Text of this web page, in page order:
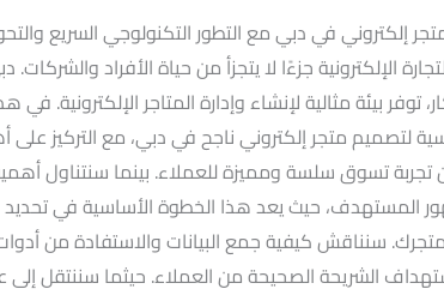
إلكتروني في دبي مع التطور التكنولوجي السريع
الإلكترونية جزءًا لا يتجزأ من حياة الأفراد
توفر بيئة مثالية لإنشاء وإدارة المتاجر الإلكترونية.
لتصميم متجر إلكتروني ناجح في دبي، مع التركيز على
تجربة تسوق سلسة ومميزة للعملاء. بينما سنتناول
المستهدف، حيث يعد هذا الخطوة الأساسية في تحديد
سنناقش كيفية جمع البيانات والاستفادة من
الشريحة الصحيحة من العملاء. حيثما سننتقل إلى